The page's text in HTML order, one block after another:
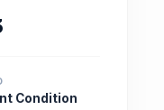
Condition